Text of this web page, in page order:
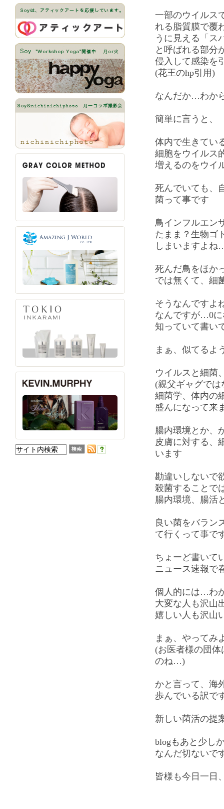
一部のウイルス
れる脂質膜で覆
うに見える「ス
と呼ばれる部分
侵入して感染を
(花王のhp引用)
なんだか…わか
簡単に言うと、
体内で生きてい
細胞をウイルス
増えるのをウイ
死んでいても、
菌って事です
鳥インフルエン
たまま？生物ゴ
しまいますよね
死んだ鳥をほか
では無くて、細
そうなんですよ
なんですが…0
知っていて書い
まぁ、似てるよ
ウイルスと細菌
(親父ギャグでは
細菌学、体内の
盛んになって来
腸内環境とか、
皮膚に対する、
います
勘違いしないで
殺菌することで
腸内環境、腸活
良い菌をバラン
て行くって事で
ちょーど書いて
ニュース速報で
個人的には…わ
大変な人も沢山
嬉しい人も沢山
まぁ、やってみ
(お医者様の団
のね…)
かと言って、海
歩んでいる訳で
新しい菌活の提
blogもあと少し
なんだ切ないで
皆様も今日一日